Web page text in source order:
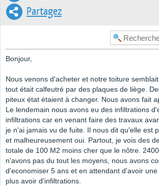
Partagez
Bonjour,
Nous venons d'acheter et notre toiture
tout était calfeutré par des plaques de liège.
piteux état étaient à changer. Nous avons fait
Le lendemain nous avons eu des infiltrations
infiltrations car en venant faire des travaux
je n'ai jamais vu de fuite. Il nous dit qu'elle est
et malheureusement oui. Partout, je vois des
totale de 100 M2 moins cher que le nôtre.
n'avons pas du tout les moyens, nous avons
d'economiser 5 ans et en attendant d'avoir
plus avoir d'infiltrations.